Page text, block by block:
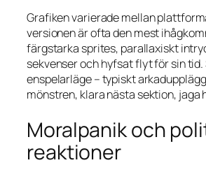
Grafiken varierade mellan
versionen är ofta den mest
färgstarka sprites, parallaxiskt
sekvenser och hyfsat flyt för sin
enspelarläge – typiskt
mönstren, klara nästa sektion, jaga
Moralpanik och
reaktioner